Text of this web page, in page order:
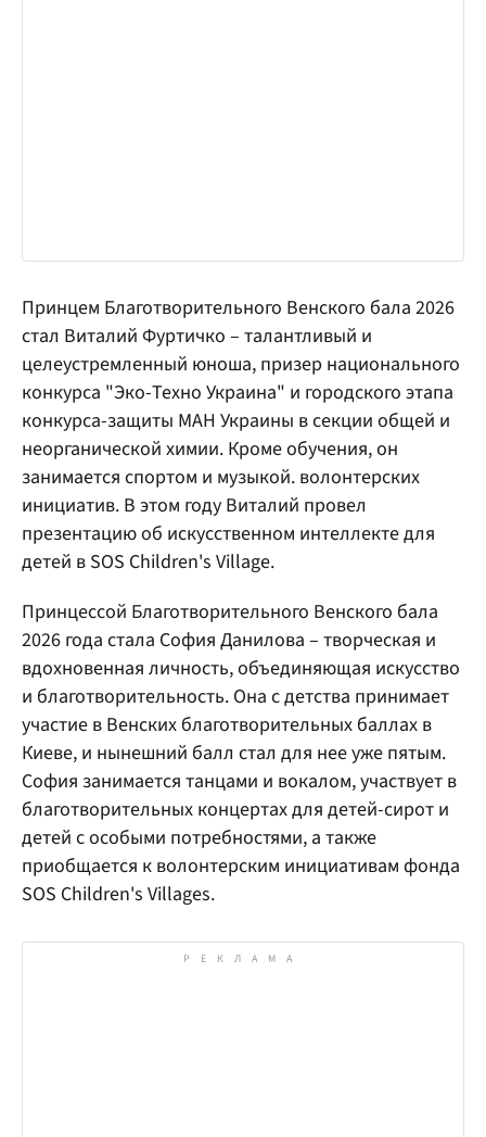
Принцем Благотворительного Венского бала 2026
стал Виталий Фуртичко – талантливый и
целеустремленный юноша, призер национального
конкурса "Эко-Техно Украина" и городского этапа
конкурса-защиты МАН Украины в секции общей и
неорганической химии. Кроме обучения, он
занимается спортом и музыкой. волонтерских
инициатив. В этом году Виталий провел
презентацию об искусственном интеллекте для
детей в SOS Children's Village.
Принцессой Благотворительного Венского бала
2026 года стала София Данилова – творческая и
вдохновенная личность, объединяющая искусство
и благотворительность. Она с детства принимает
участие в Венских благотворительных баллах в
Киеве, и нынешний балл стал для нее уже пятым.
София занимается танцами и вокалом, участвует в
благотворительных концертах для детей-сирот и
детей с особыми потребностями, а также
приобщается к волонтерским инициативам фонда
SOS Children's Villages.